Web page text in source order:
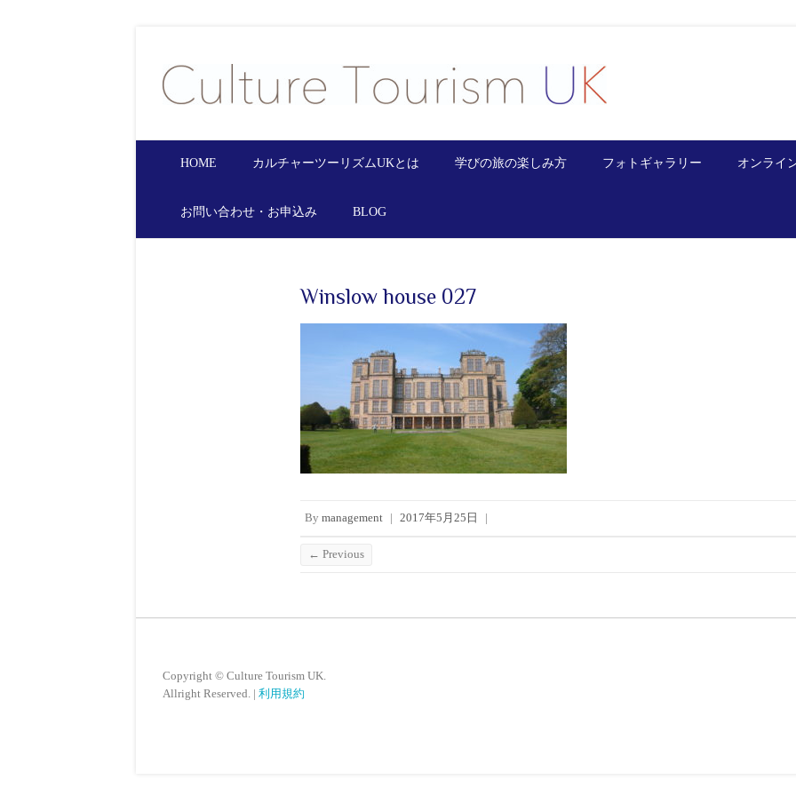
HOME カルチャーツーリズムUKとは 学びの旅の楽しみ方 フォトギャラリー オンライ
お問い合わせ・お申込み BLOG
Winslow house 027
By management | 2017年5月25日 |
← Previous
Copyright © Culture Tourism UK.
Allright Reserved. | 利用規約